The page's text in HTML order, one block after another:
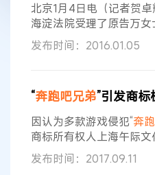
北京1月4日电（记者贺卓
海淀法院受理了原告万
团（以下简称浙江广电）
公司（以下简称微梦公司
实名认证用户。2014年
上发布了涉案漫画图片，
浙江卫视频道所属的《奔
发布时间：2016.01.05
“奔跑吧兄弟”引发商标
因认为多款游戏侵犯“奔
商标所有权人上海午际
戏的运营者、出版者及下
院。日前，海淀法院受理
发布时间：2017.09.11